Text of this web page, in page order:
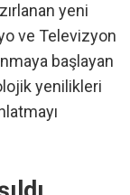
yeni
ve Televizyon
başlayan
yenilikleri